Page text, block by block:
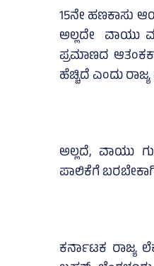
15ನೇ ಹಣಕಾಸು
ಅಲ್ಲದೇ ವಾಯು
ಪ್ರಮಾಣದ
ಹೆಚ್ಚಿದೆ ಎಂದು
ಅಲ್ಲದೆ, ವಾಯು
ಪಾಲಿಕೆಗೆ
ಕರ್ನಾಟಕ ರಾಜ್ಯ